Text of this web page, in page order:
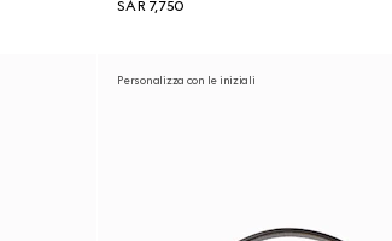
SAR 7,750
Personalizza con le iniziali